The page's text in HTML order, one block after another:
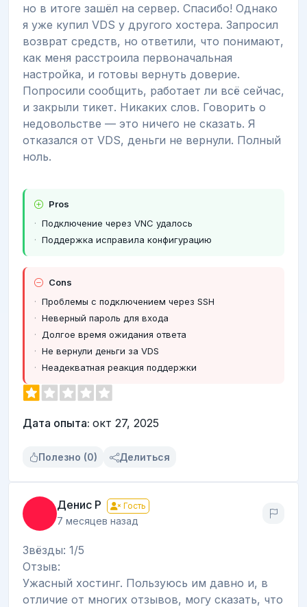
но в итоге зашёл на сервер. Спасибо! Однако
я уже купил VDS у другого хостера. Запросил
возврат средств, но ответили, что понимают,
как меня расстроила первоначальная
настройка, и готовы вернуть доверие.
Попросили сообщить, работает ли всё сейчас,
и закрыли тикет. Никаких слов. Говорить о
недовольстве — это ничего не сказать. Я
отказался от VDS, деньги не вернули. Полный
ноль.
Pros
Подключение через VNC удалось
Поддержка исправила конфигурацию
Cons
Проблемы с подключением через SSH
Неверный пароль для входа
Долгое время ожидания ответа
Не вернули деньги за VDS
Неадекватная реакция поддержки
Дата опыта: окт 27, 2025
Полезно (0) Делиться
Денис Р Гость
7 месяцев назад
Звёзды: 1/5
Отзыв:
Ужасный хостинг. Пользуюсь им давно и, в
отличие от многих отзывов, могу сказать, что